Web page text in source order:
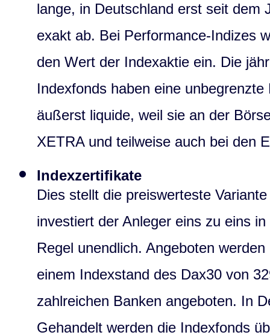
lange, in Deutschland erst seit
exakt ab. Bei Performance-Indizes
den Wert der Indexaktie ein. Die
Indexfonds haben eine
äußerst liquide, weil sie an der
XETRA und teilweise auch bei den
Indexzertifikate
Dies stellt die preiswerteste
investiert der Anleger eins zu eins
Regel unendlich. Angeboten
einem Indexstand des Dax30 von
zahlreichen Banken angeboten. In